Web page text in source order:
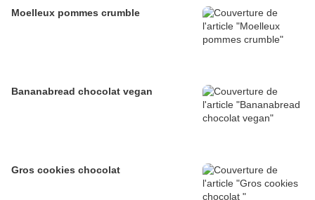
Moelleux pommes crumble
Bananabread chocolat vegan
Gros cookies chocolat